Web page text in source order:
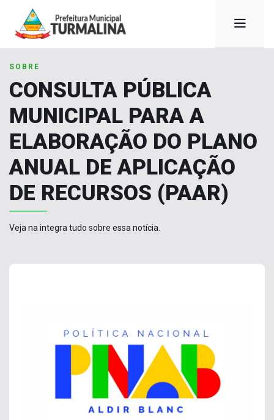
SOBRE
CONSULTA PÚBLICA
MUNICIPAL PARA A
ELABORAÇÃO DO PLANO
ANUAL DE APLICAÇÃO
DE RECURSOS (PAAR)
Veja na integra tudo sobre essa notícia.